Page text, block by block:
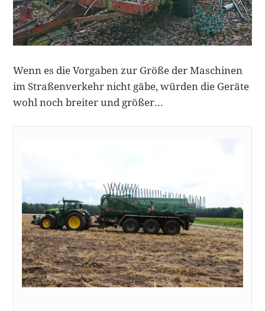
Wenn es die Vorgaben zur Größe der Maschinen
im Straßenverkehr nicht gäbe, würden die Geräte
wohl noch breiter und größer…